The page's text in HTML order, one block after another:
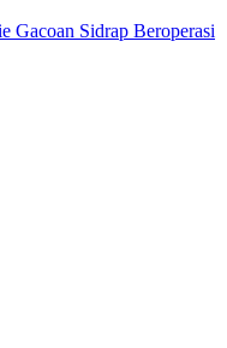
Gacoan Sidrap Beroperasi